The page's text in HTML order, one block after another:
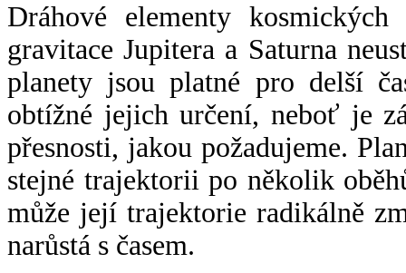
Dráhové elementy
gravitace Jupitera a Saturna
planety jsou platné pro delší
obtížné jejich určení, neboť je
přesnosti, jakou požadujeme.
stejné trajektorii po několik
může její trajektorie radikálně
narůstá s časem.